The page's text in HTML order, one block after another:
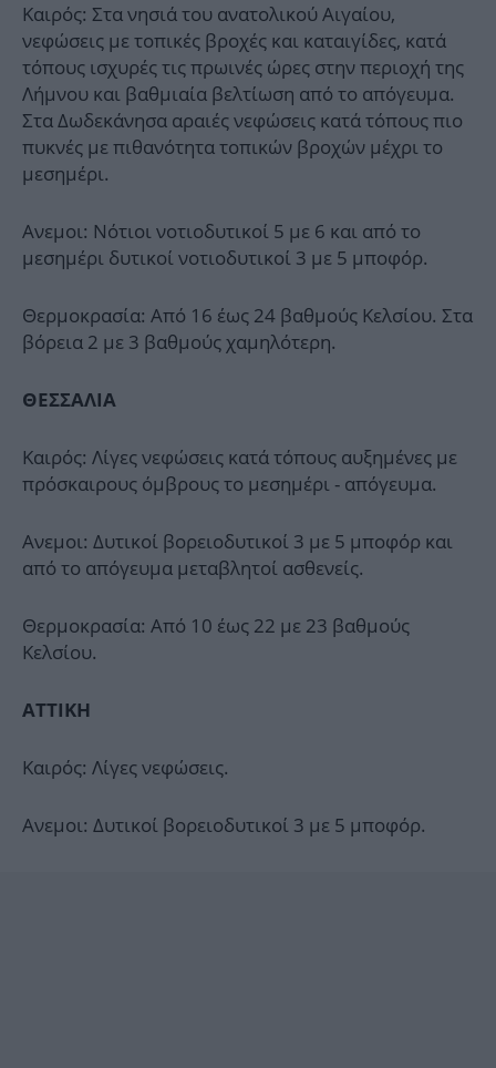
Καιρός: Στα νησιά του ανατολικού Αιγαίου,
νεφώσεις με τοπικές βροχές και καταιγίδες, κατά
τόπους ισχυρές τις πρωινές ώρες στην περιοχή της
Λήμνου και βαθμιαία βελτίωση από το απόγευμα.
Στα Δωδεκάνησα αραιές νεφώσεις κατά τόπους πιο
πυκνές με πιθανότητα τοπικών βροχών μέχρι το
μεσημέρι.
Ανεμοι: Νότιοι νοτιοδυτικοί 5 με 6 και από το
μεσημέρι δυτικοί νοτιοδυτικοί 3 με 5 μποφόρ.
Θερμοκρασία: Από 16 έως 24 βαθμούς Κελσίου. Στα
βόρεια 2 με 3 βαθμούς χαμηλότερη.
ΘΕΣΣΑΛΙΑ
Καιρός: Λίγες νεφώσεις κατά τόπους αυξημένες με
πρόσκαιρους όμβρους το μεσημέρι - απόγευμα.
Ανεμοι: Δυτικοί βορειοδυτικοί 3 με 5 μποφόρ και
από το απόγευμα μεταβλητοί ασθενείς.
Θερμοκρασία: Από 10 έως 22 με 23 βαθμούς
Κελσίου.
ΑΤΤΙΚΗ
Καιρός: Λίγες νεφώσεις.
Ανεμοι: Δυτικοί βορειοδυτικοί 3 με 5 μποφόρ.